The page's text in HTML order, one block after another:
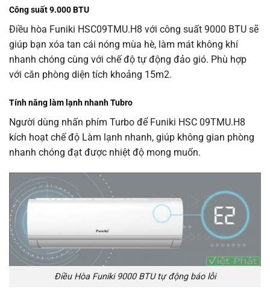
Công suất 9.000 BTU
Điều hòa Funiki HSC09TMU.H8 với công suất 9000 BTU sẽ
giúp bạn xóa tan cái nóng mùa hè, làm mát không khí
nhanh chóng cùng với chế độ tự động đảo gió. Phù hợp
với căn phòng diện tích khoảng 15m2.
Tính năng làm lạnh nhanh Tubro
Người dùng nhấn phím Turbo để Funiki HSC 09TMU.H8
kích hoạt chế độ Làm lạnh nhanh, giúp không gian phòng
nhanh chóng đạt được nhiệt độ mong muốn.
Điều Hòa Funiki 9000 BTU tự động báo lỗi